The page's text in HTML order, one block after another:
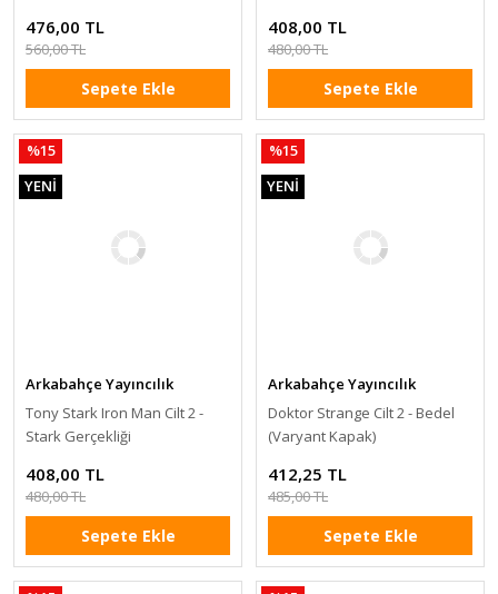
476,00 TL
560,00 TL
Sepete Ekle
408,00 TL
480,00 TL
Sepete Ekle
%15
YENİ
Arkabahçe Yayıncılık
Tony Stark Iron Man Cilt 2 -
Stark Gerçekliği
408,00 TL
480,00 TL
Sepete Ekle
%15
YENİ
Arkabahçe Yayıncılık
Doktor Strange Cilt 2 - Bedel
(Varyant Kapak)
412,25 TL
485,00 TL
Sepete Ekle